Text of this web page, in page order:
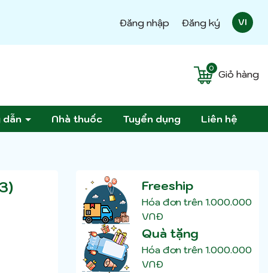
Đăng nhập Đăng ký VI
Giỏ hàng
0
dẫn Nhà thuốc Tuyển dụng Liên hệ
Freeship
Hóa đơn trên 1.000.000
VNĐ
Quà tặng
Hóa đơn trên 1.000.000
VNĐ